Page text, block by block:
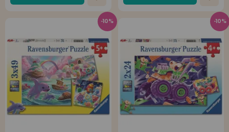
-10% -10%